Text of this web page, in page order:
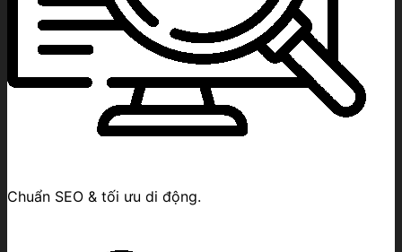
Chuẩn SEO & tối ưu di động.